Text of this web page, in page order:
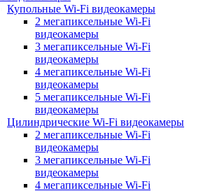
Купольные Wi-Fi видеокамеры
2 мегапиксельные Wi-Fi
видеокамеры
3 мегапиксельные Wi-Fi
видеокамеры
4 мегапиксельные Wi-Fi
видеокамеры
5 мегапиксельные Wi-Fi
видеокамеры
Цилиндрические Wi-Fi видеокамеры
2 мегапиксельные Wi-Fi
видеокамеры
3 мегапиксельные Wi-Fi
видеокамеры
4 мегапиксельные Wi-Fi